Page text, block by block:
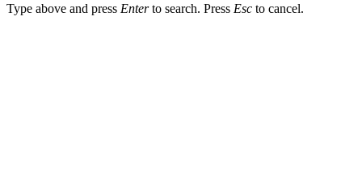
Type above and press Enterto search. Press Esc to cancel.